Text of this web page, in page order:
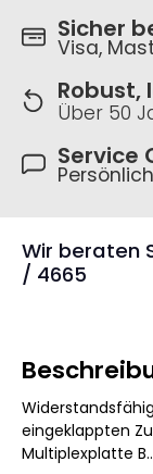
Sicher
Visa,
Robust,
Über 50
Service
Wir beraten
/ 4665
eingeklappten
Multiplexplatte